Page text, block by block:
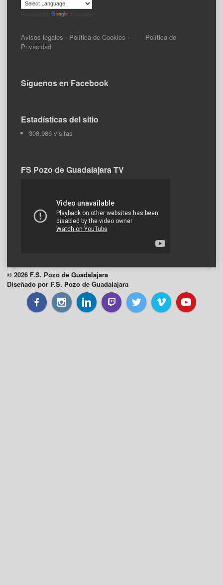
Avisos legales · Política de Cookies · Política de
Privacidad
Síguenos en Facebook
Estadísticas del sitio
308.986 visitas
FS Pozo de Guadalajara TV
© 2026 F.S. Pozo de Guadalajara
Diseñado por F.S. Pozo de Guadalajara